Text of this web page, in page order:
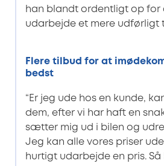
han blandt ordentligt op for
udarbejde et mere udførligt
Flere tilbud for at
bedst
“Er jeg ude hos en kunde,
dem, efter vi har haft en
sætter mig ud i bilen og
Jeg kan alle vores priser
hurtigt udarbejde en pris. Så